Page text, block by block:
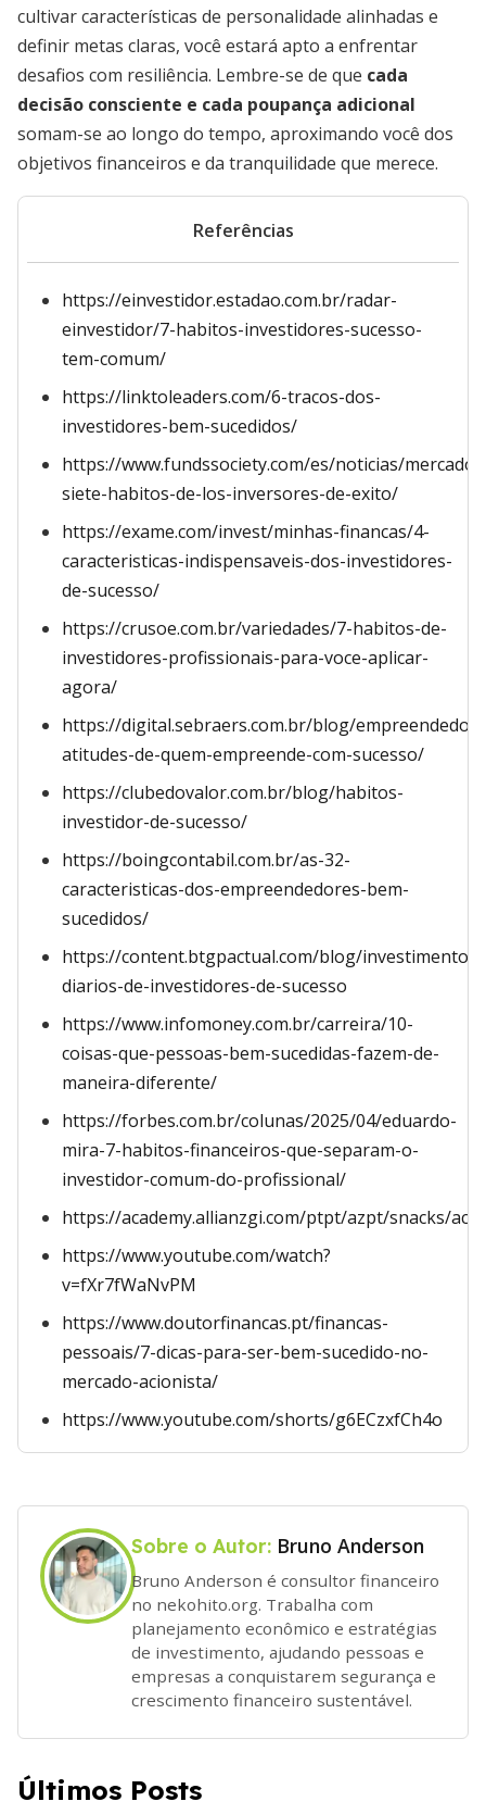
cultivar características de personalidade alinhadas e
definir metas claras, você estará apto a enfrentar
desafios com resiliência. Lembre-se de que cada
decisão consciente e cada poupança adicional
somam-se ao longo do tempo, aproximando você dos
objetivos financeiros e da tranquilidade que merece.
Referências
https://einvestidor.estadao.com.br/radar-
einvestidor/7-habitos-investidores-sucesso-
tem-comum/
https://linktoleaders.com/6-tracos-dos-
investidores-bem-sucedidos/
https://www.fundssociety.com/es/noticias/
siete-habitos-de-los-inversores-de-exito/
https://exame.com/invest/minhas-financas/4-
caracteristicas-indispensaveis-dos-investidores-
de-sucesso/
https://crusoe.com.br/variedades/7-habitos-de-
investidores-profissionais-para-voce-aplicar-
agora/
https://digital.sebraers.com.br/blog/
atitudes-de-quem-empreende-com-sucesso/
https://clubedovalor.com.br/blog/habitos-
investidor-de-sucesso/
https://boingcontabil.com.br/as-32-
caracteristicas-dos-empreendedores-bem-
sucedidos/
https://content.btgpactual.com/blog/
diarios-de-investidores-de-sucesso
https://www.infomoney.com.br/carreira/10-
coisas-que-pessoas-bem-sucedidas-fazem-de-
maneira-diferente/
https://forbes.com.br/colunas/2025/04/eduardo-
mira-7-habitos-financeiros-que-separam-o-
investidor-comum-do-profissional/
https://academy.allianzgi.com/ptpt/azpt/snacks/
https://www.youtube.com/watch?
v=fXr7fWaNvPM
https://www.doutorfinancas.pt/financas-
pessoais/7-dicas-para-ser-bem-sucedido-no-
mercado-acionista/
https://www.youtube.com/shorts/g6ECzxfCh4o
Sobre o Autor: Bruno Anderson
Bruno Anderson é consultor financeiro
no nekohito.org. Trabalha com
planejamento econômico e estratégias
de investimento, ajudando pessoas e
empresas a conquistarem segurança e
crescimento financeiro sustentável.
Últimos Posts